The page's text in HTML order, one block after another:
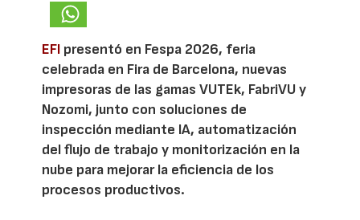
EFI presentó en Fespa 2026, feria
celebrada en Fira de Barcelona, nuevas
impresoras de las gamas VUTEk, FabriVU y
Nozomi, junto con soluciones de
inspección mediante IA, automatización
del flujo de trabajo y monitorización en la
nube para mejorar la eficiencia de los
procesos productivos.